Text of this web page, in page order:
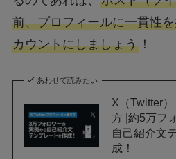
前、プロフィールに一貫性
カウントにしましょう！
あわせて読みたい
X（Twitter
方 |約5万フ
自己紹介文
成！